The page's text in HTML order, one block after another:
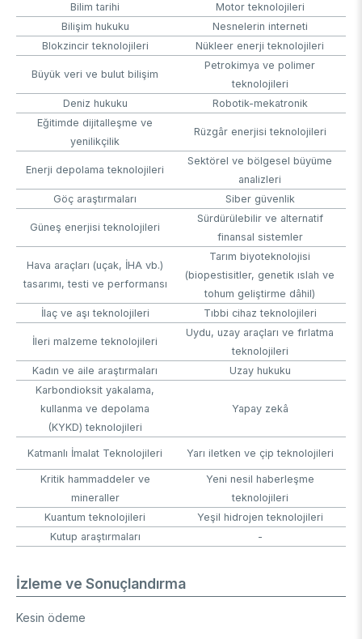
Bilim tarihi
Motor teknolojileri
Bilişim hukuku
Nesnelerin interneti
Blokzincir teknolojileri
Nükleer enerji teknolojileri
Büyük veri ve bulut bilişim
Petrokimya ve polimer
teknolojileri
Deniz hukuku
Robotik-mekatronik
Eğitimde dijitalleşme ve
yenilikçilik
Rüzgâr enerjisi teknolojileri
Enerji depolama teknolojileri
Sektörel ve bölgesel büyüme
analizleri
Göç araştırmaları
Siber güvenlik
Güneş enerjisi teknolojileri
Sürdürülebilir ve alternatif
finansal sistemler
Hava araçları (uçak, İHA vb.)
tasarımı, testi ve performansı
Tarım biyoteknolojisi
(biopestisitler, genetik ıslah ve
tohum geliştirme dâhil)
İlaç ve aşı teknolojileri
Tıbbi cihaz teknolojileri
İleri malzeme teknolojileri
Uydu, uzay araçları ve fırlatma
teknolojileri
Kadın ve aile araştırmaları
Uzay hukuku
Karbondioksit yakalama,
kullanma ve depolama
(KYKD) teknolojileri
Yapay zekâ
Katmanlı İmalat Teknolojileri Yarı iletken ve çip teknolojileri
Kritik hammaddeler ve
mineraller
Yeni nesil haberleşme
teknolojileri
Kuantum teknolojileri
Yeşil hidrojen teknolojileri
Kutup araştırmaları
-
İzleme ve Sonuçlandırma
Kesin ödeme